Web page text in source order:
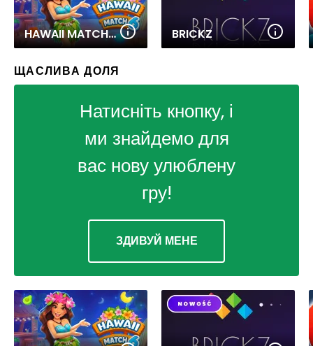
HAWAII MATCH 6 BRICKZ
ЩАСЛИВА ДОЛЯ
Натисніть кнопку, і
ми знайдемо для
вас нову улюблену
гру!
ЗДИВУЙ МЕНЕ